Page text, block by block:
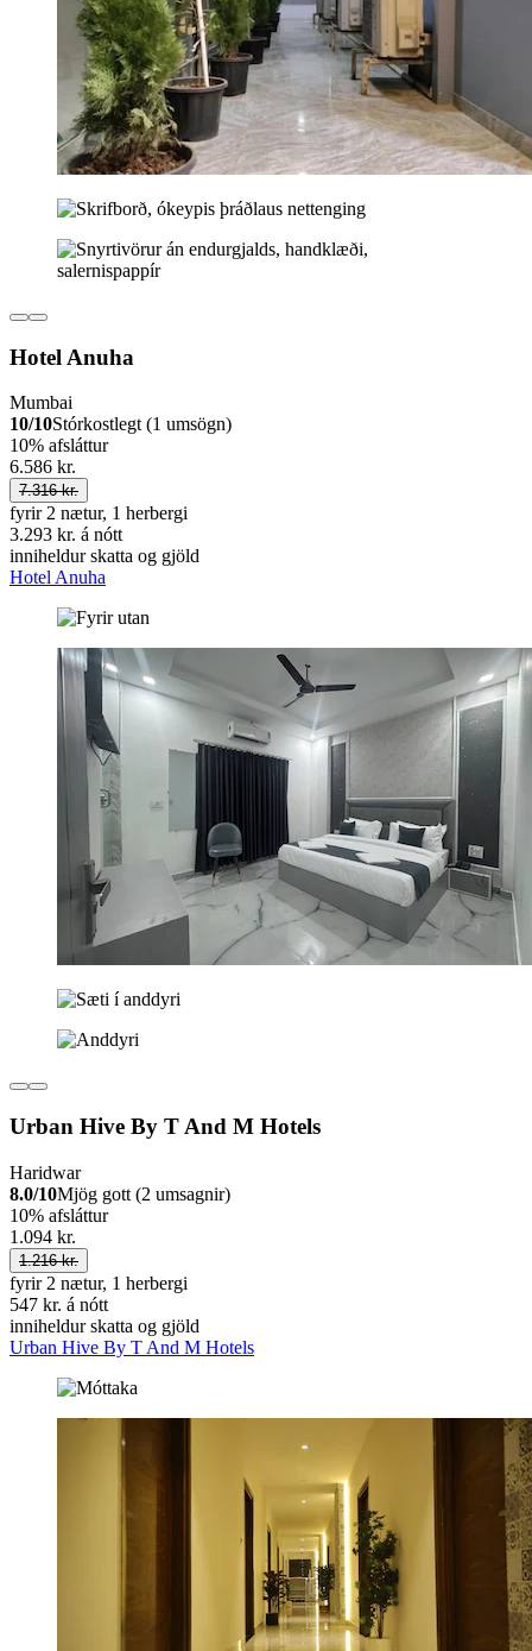
Hotel Anuha
Mumbai
10/10Stórkostlegt (1 umsögn)
10% afsláttur
6.586 kr.
7.316 kr.
fyrir 2 nætur, 1 herbergi
3.293 kr. á nótt
inniheldur skatta og gjöld
Hotel Anuha
Urban Hive By T And M Hotels
Haridwar
8.0/10Mjög gott (2 umsagnir)
10% afsláttur
1.094 kr.
1.216 kr.
fyrir 2 nætur, 1 herbergi
547 kr. á nótt
inniheldur skatta og gjöld
Urban Hive By T And M Hotels